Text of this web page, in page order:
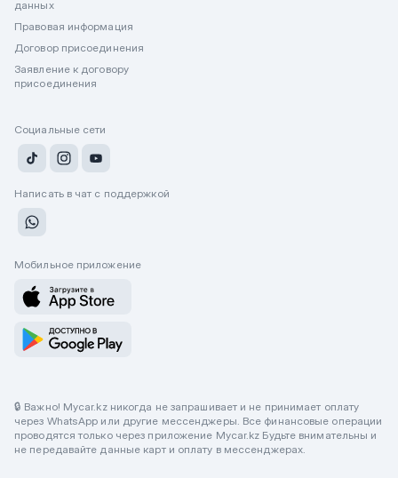
данных
Правовая информация
Договор присоединения
Заявление к договору
присоединения
Социальные сети
Написать в чат с поддержкой
Мобильное приложение
🔒 Важно! Mycar.kz никогда не запрашивает и не принимает оплату
через WhatsApp или другие мессенджеры. Все финансовые операции
проводятся только через приложение Mycar.kz Будьте внимательны и
не передавайте данные карт и оплату в мессенджерах.